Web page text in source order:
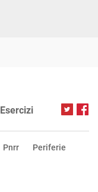
Esercizi
Pnrr Periferie